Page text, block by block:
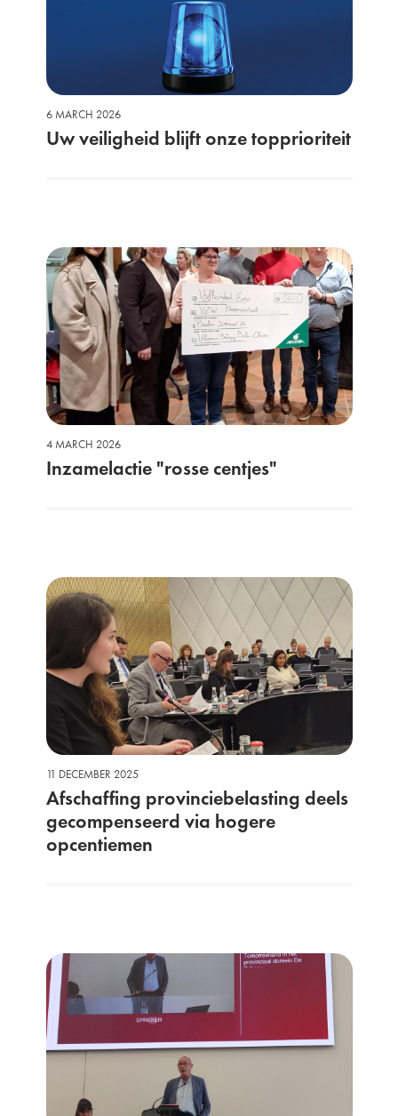
6 MARCH 2026
Uw veiligheid blijft onze topprioriteit
4 MARCH 2026
Inzamelactie "rosse centjes"
11 DECEMBER 2025
Afschaffing provinciebelasting deels
gecompenseerd via hogere
opcentiemen